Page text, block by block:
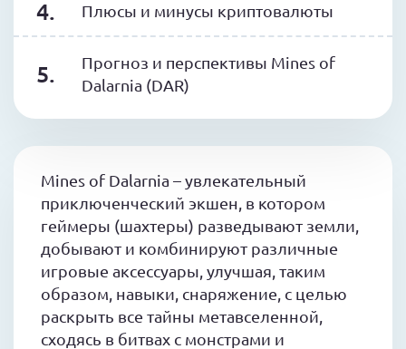
Плюсы и минусы криптовалюты
Прогноз и перспективы Mines of
Dalarnia (DAR)
Mines of Dalarnia – увлекательный
приключенческий экшен, в котором
геймеры (шахтеры) разведывают земли,
добывают и комбинируют различные
игровые аксессуары, улучшая, таким
образом, навыки, снаряжение, с целью
раскрыть все тайны метавселенной,
сходясь в битвах с монстрами и